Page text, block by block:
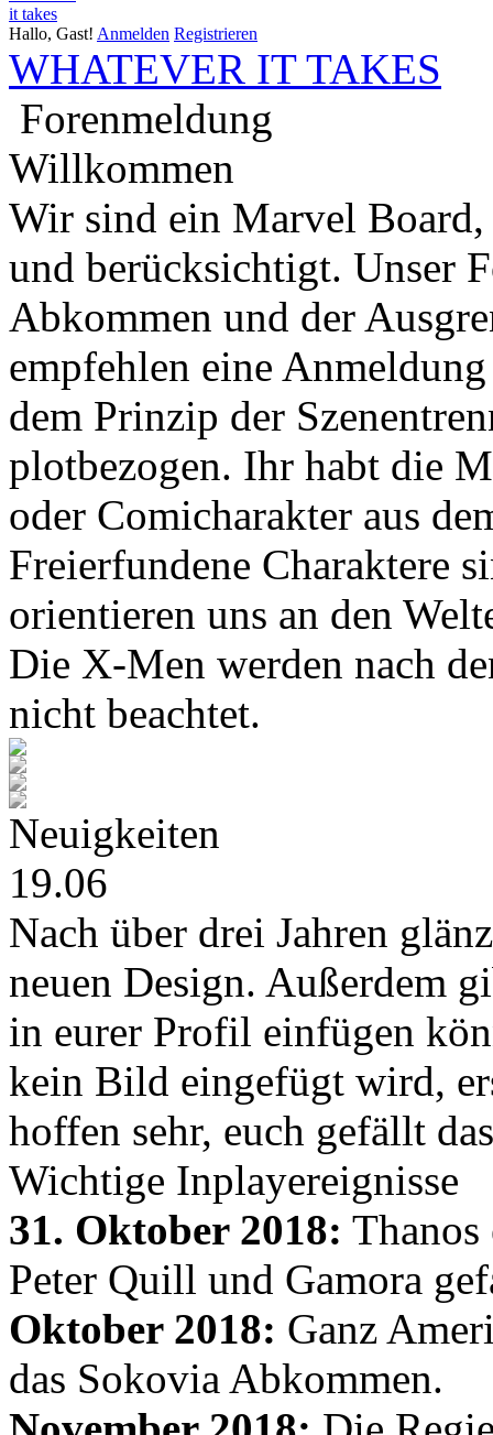
it takes
Hallo, Gast! Anmelden Registrieren
WHATEVER IT TAKES
Forenmeldung
Willkommen
Wir sind ein Marvel
und berücksichtigt. Unser
Abkommen und der
empfehlen eine
dem Prinzip der
plotbezogen. Ihr habt die
oder Comicharakter aus
Freierfundene Charaktere
orientieren uns an den
Die X-Men werden nach
nicht beachtet.
Neuigkeiten
19.06
Nach über drei Jahren
neuen Design. Außerdem
in eurer Profil einfügen
kein Bild eingefügt wird,
hoffen sehr, euch gefällt
Wichtige Inplayereignisse
31. Oktober 2018:
Peter Quill und Gamora
Oktober 2018: Ganz
das Sokovia Abkommen.